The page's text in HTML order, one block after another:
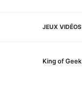
JEUX VIDÉOS
King of Geek